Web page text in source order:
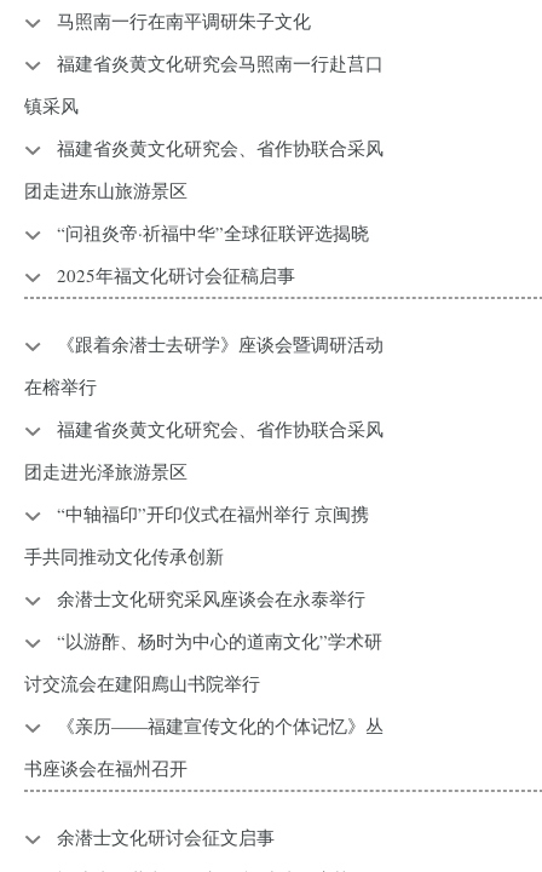
马照南一行在南平调研朱子文化
福建省炎黄文化研究会马照南一行赴莒口
镇采风
福建省炎黄文化研究会、省作协联合采风
团走进东山旅游景区
“问祖炎帝·祈福中华”全球征联评选揭晓
2025年福文化研讨会征稿启事
《跟着余潜士去研学》座谈会暨调研活动
在榕举行
福建省炎黄文化研究会、省作协联合采风
团走进光泽旅游景区
“中轴福印”开印仪式在福州举行 京闽携
手共同推动文化传承创新
余潜士文化研究采风座谈会在永泰举行
“以游酢、杨时为中心的道南文化”学术研
讨交流会在建阳廌山书院举行
《亲历——福建宣传文化的个体记忆》丛
书座谈会在福州召开
余潜士文化研讨会征文启事